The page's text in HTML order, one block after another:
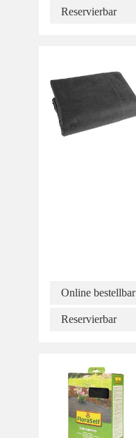
Reservierbar
Online bestellbar
Reservierbar